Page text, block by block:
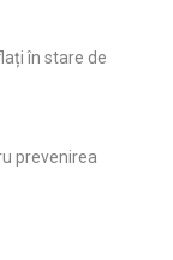
în stare de
prevenirea